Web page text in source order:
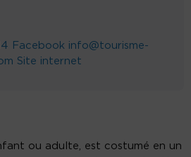
Facebook info@tourisme-
Site internet
ou adulte, est costumé en un